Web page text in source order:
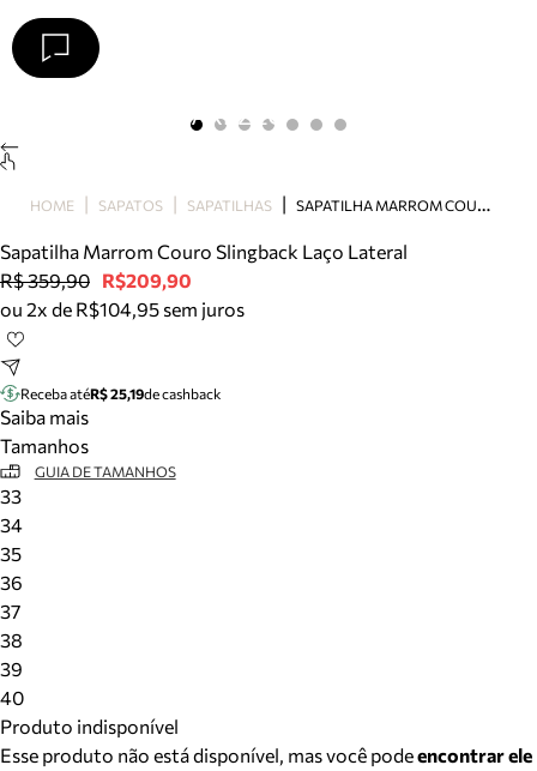
Papete
Scarpin
Mocassim
Bolsa
Tênis
Mule
Rasteira
Precisa de ajuda?
Arezzo
HOME SAPATOS SAPATILHAS S
APATILHA MARROM COURO SLINGBACK LAÇO LATERAL
Sapatilha Marrom Couro Slingback Laço Lateral
R$ 359,90 R$209,90
ou 2x de R$104,95 sem juros
Receba atéR$ 25,19de cashback
Saiba mais
Tamanhos
GUIA DE TAMANHOS
33
34
35
36
37
38
39
40
Produto indisponível
Esse produto não está disponível, mas você podeencontrar ele